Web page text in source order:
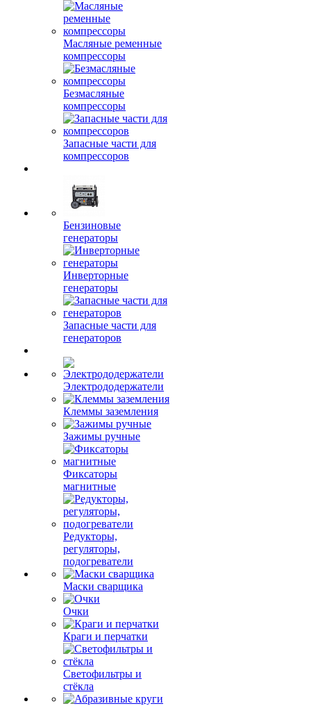
Масляные ременные
компрессоры
Безмасляные
компрессоры
Запасные части для
компрессоров
Бензиновые
генераторы
Инверторные
генераторы
Запасные части для
генераторов
Электрододержатели
Клеммы заземления
Зажимы ручные
Фиксаторы
магнитные
Редукторы,
регуляторы,
подогреватели
Маски сварщика
Очки
Краги и перчатки
Светофильтры и
стёкла